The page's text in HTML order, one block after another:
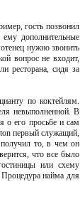
гость позвонил
дополнительные
нужно звонить
вопрос не входит,
ресторана, сидя за
по коктейлям.
невыполненной. В
о его просьбе и сам
первый служащий,
получил то, в чем он
что все было
или схему
найма для